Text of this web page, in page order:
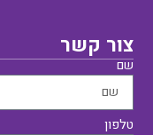
צור קשר
שם
טלפון